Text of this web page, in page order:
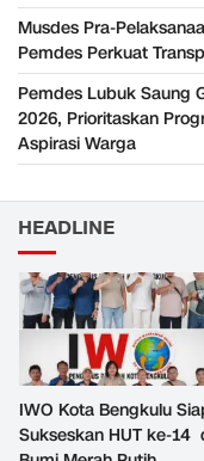
Musdes Pra-
Pemdes Perkuat
Pemdes Lubuk Saung
2026, Prioritaskan
Aspirasi Warga
HEADLINE
IWO Kota Bengkulu
Sukseskan HUT ke-14